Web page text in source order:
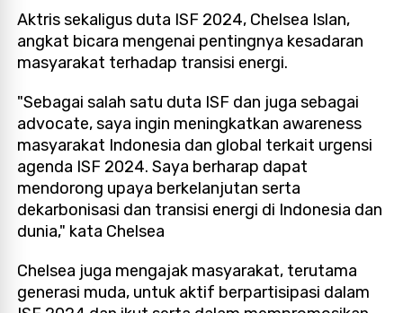
Aktris sekaligus duta ISF 2024, Chelsea Islan,
angkat bicara mengenai pentingnya kesadaran
masyarakat terhadap transisi energi.
"Sebagai salah satu duta ISF dan juga sebagai
advocate, saya ingin meningkatkan awareness
masyarakat Indonesia dan global terkait urgensi
agenda ISF 2024. Saya berharap dapat
mendorong upaya berkelanjutan serta
dekarbonisasi dan transisi energi di Indonesia dan
dunia," kata Chelsea
Chelsea juga mengajak masyarakat, terutama
generasi muda, untuk aktif berpartisipasi dalam